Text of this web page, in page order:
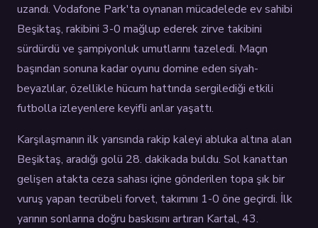
uzandı. Vodafone Park'ta oynanan mücadelede ev sahibi
Beşiktaş, rakibini 3-0 mağlup ederek zirve takibini
sürdürdü ve şampiyonluk umutlarını tazeledi. Maçın
başından sonuna kadar oyunu domine eden siyah-
beyazlılar, özellikle hücum hattında sergilediği etkili
futbolla izleyenlere keyifli anlar yaşattı.
Karşılaşmanın ilk yarısında rakip kaleyi abluka altına alan
Beşiktaş, aradığı golü 28. dakikada buldu. Sol kanattan
gelişen atakta ceza sahası içine gönderilen topa şık bir
vuruş yapan tecrübeli forvet, takımını 1-0 öne geçirdi. İlk
yarının sonlarına doğru baskısını artıran Kartal, 43.